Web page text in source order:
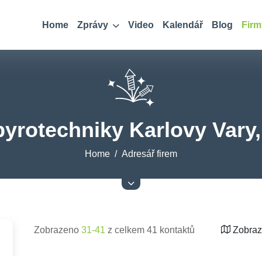
Home Zprávy Video Kalendář Blog
Karlovy
Home Adresář firem
Zobrazeno 31-41 z celkem 41 kontaktů